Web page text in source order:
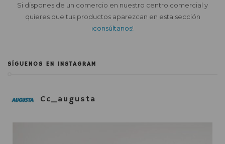
Si dispones de un comercio en nuestro centro comercial y
quieres que tus productos aparezcan en esta sección
¡consúltanos!
SÍGUENOS EN INSTAGRAM
Cc_augusta